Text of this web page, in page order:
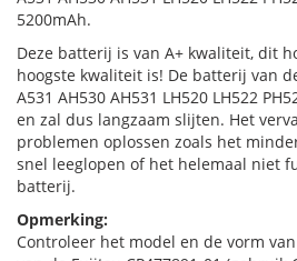
5200mAh.
Deze batterij is van A+ kwaliteit, dit
hoogste kwaliteit is! De batterij van
A531 AH530 AH531 LH520 LH522
en zal dus langzaam slijten. Het
problemen oplossen zoals het
snel leeglopen of het helemaal niet
batterij.
Opmerking:
Controleer het model en de vorm